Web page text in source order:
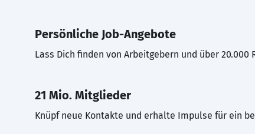
Persönliche Job-Angebote
Lass Dich finden von Arbeitgebern und über 20.000
21 Mio. Mitglieder
Knüpf neue Kontakte und erhalte Impulse für ein